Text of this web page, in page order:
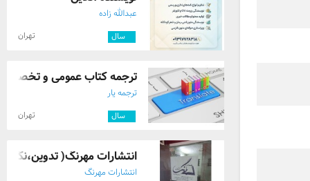
عبدالله زاده
سال تهران
ترجمه کتاب عمومی و تخصصی
ترجمه یار
سال تهران
انتشارات مهرنگ(
انتشارات مهرنگ